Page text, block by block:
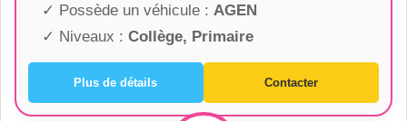
✓ Possède un véhicule : AGEN
✓ Niveaux : Collège, Primaire
Plus de détails Contacter